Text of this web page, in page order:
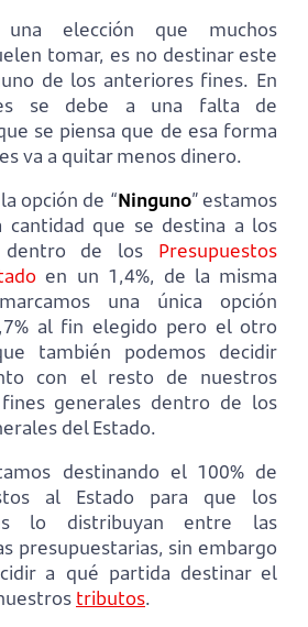
elección que muchos
tomar, es no destinar este
de los anteriores fines. En
se debe a una falta de
se piensa que de esa forma
va a quitar menos dinero.
opción de “Ninguno” estamos
cantidad que se destina a los
dentro de los Presupuestos
en un 1,4%, de la misma
una única opción
al fin elegido pero el otro
también podemos decidir
con el resto de nuestros
generales dentro de los
del Estado.
destinando el 100% de
al Estado para que los
lo distribuyan entre las
presupuestarias, sin embargo
a qué partida destinar el
tributos.